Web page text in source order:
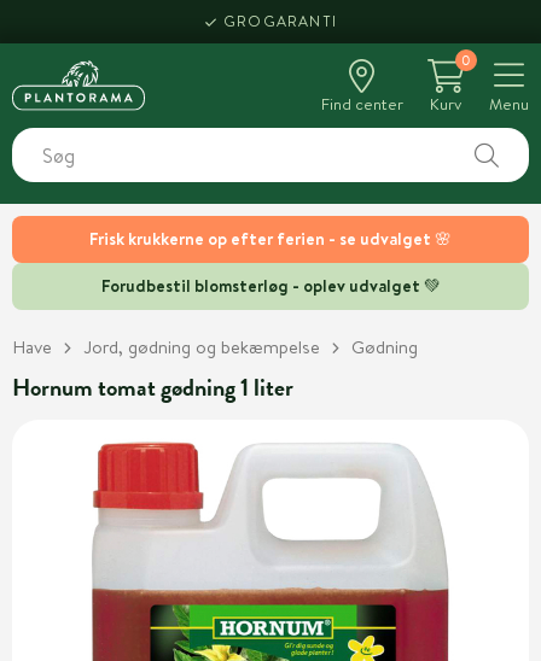
Frisk krukkerne op efter ferien - se udvalget 🌸
Forudbestil blomsterløg - oplev udvalget 💚
GROGARANTI
Find center
0
Kurv
Menu
Have Jord, gødning og bekæmpelse Gødning
Hornum tomat gødning 1 liter